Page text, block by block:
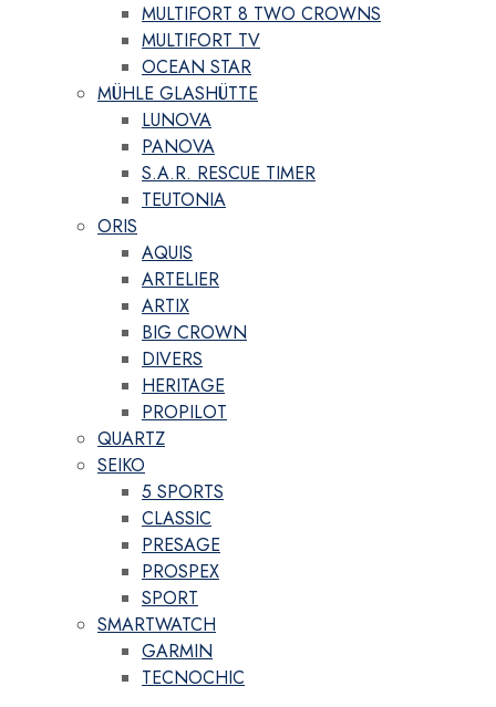
MULTIFORT 8 TWO CROWNS
MULTIFORT TV
OCEAN STAR
MÜHLE GLASHÜTTE
LUNOVA
PANOVA
S.A.R. RESCUE TIMER
TEUTONIA
ORIS
AQUIS
ARTELIER
ARTIX
BIG CROWN
DIVERS
HERITAGE
PROPILOT
QUARTZ
SEIKO
5 SPORTS
CLASSIC
PRESAGE
PROSPEX
SPORT
SMARTWATCH
GARMIN
TECNOCHIC